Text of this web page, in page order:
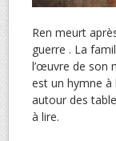
Ren meurt
guerre . La
l’œuvre de son
est un hymne
autour des
à lire.